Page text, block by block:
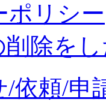
ポリシー
除を
/依頼/申